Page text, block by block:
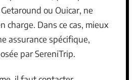
ou Ouicar, ne
charge. Dans ce cas, mieux
assurance spécifique,
par SereniTrip.